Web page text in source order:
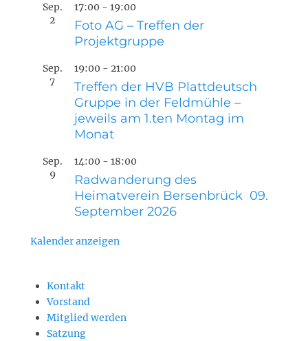
Sep.
2
17:00 - 19:00
Foto AG – Treffen der
Projektgruppe
Sep.
7
19:00 - 21:00
Treffen der HVB Plattdeutsch
Gruppe in der Feldmühle –
jeweils am 1.ten Montag im
Monat
Sep.
9
14:00 - 18:00
Radwanderung des
Heimatverein Bersenbrück 09.
September 2026
Kalender anzeigen
Kontakt
Vorstand
Mitglied werden
Satzung